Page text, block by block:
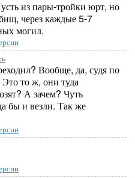
из пары-тройки юрт, но
через каждые 5-7
могил.
Вообще, да, судя по
то ж, они туда
А зачем? Чуть
бы и везли. Так же